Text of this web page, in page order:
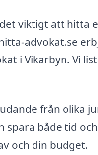
viktigt att hitta
advokat.se
i Vikarbyn. Vi
från olika
spara både tid
och din budget.